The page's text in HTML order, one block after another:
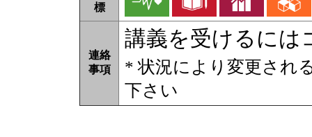
標
連絡
事項
講義を受けるには
* 状況により変更され
下さい